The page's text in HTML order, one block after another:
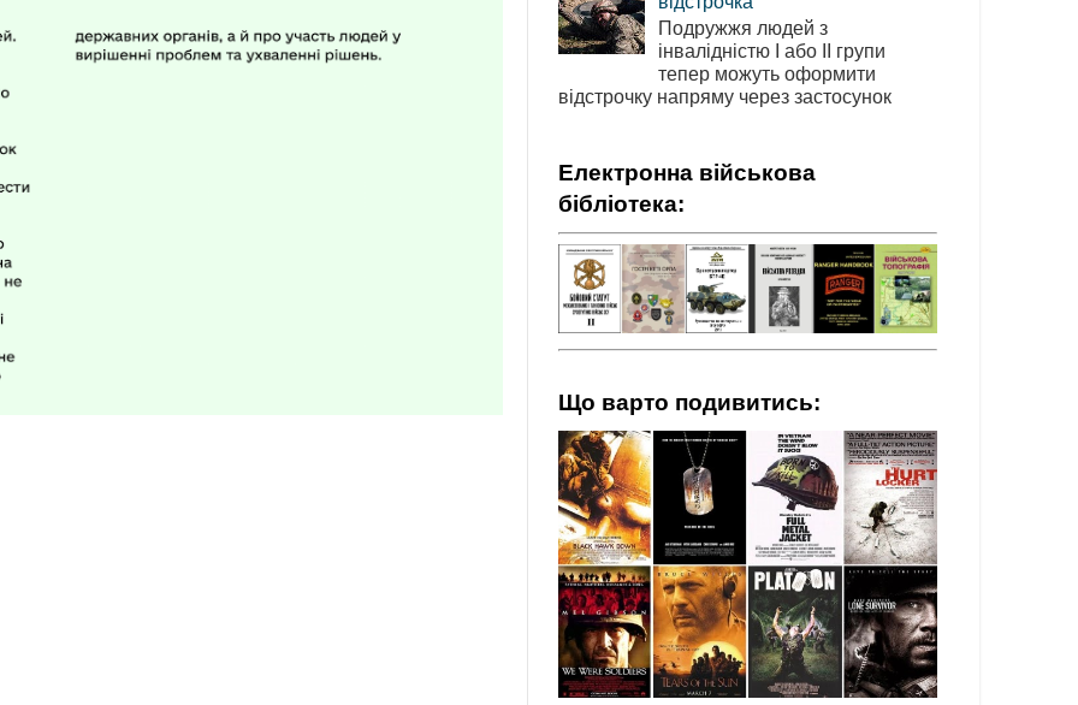
Подружжя людей з
інвалідністю І або ІІ групи
тепер можуть оформити
відстрочку напряму через застосунок
Електронна військова
бібліотека:
Що варто подивитись: